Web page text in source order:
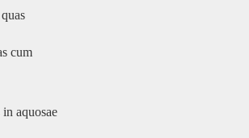
cum
aquosae